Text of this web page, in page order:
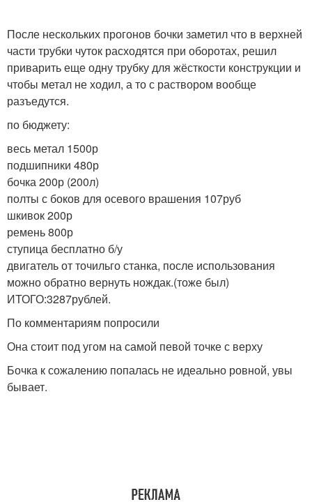
После нескольких прогонов бочки заметил что в верхней
части трубки чуток расходятся при оборотах, решил
приварить еще одну трубку для жёсткости конструкции и
чтобы метал не ходил, а то с раствором вообще
разъедутся.
по бюджету:
весь метал 1500р
подшипники 480р
бочка 200р (200л)
полты с боков для осевого врашения 107руб
шкивок 200р
ремень 800р
ступица бесплатно б/у
двигатель от точильго станка, после использования
можно обратно вернуть нождак.(тоже был)
ИТОГО:3287рублей.
По комментариям попросили
Она стоит под угом на самой певой точке с верху
Бочка к сожалению попалась не идеально ровной, увы
бывает.